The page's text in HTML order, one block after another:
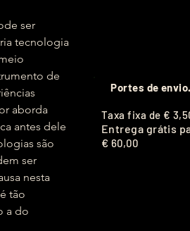
ser
tecnologia
de
aborda
antes dele
são
ser
nesta
tão
a do
Portes de
Taxa fixa de €
Entrega grátis
€ 60,00